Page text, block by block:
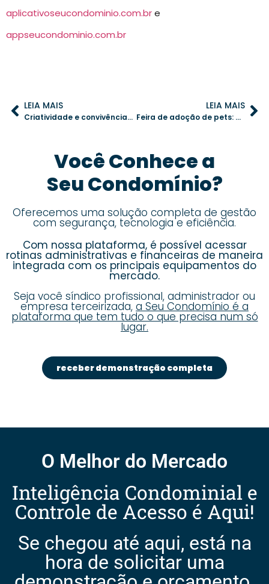
aplicativoseucondominio.com.bre
appseucondominio.com.br
LEIA MAIS
Criatividade e convivência: o impacto das oficinas de artesanato nos condomínios
LEIA MAIS
Feira de adoção de pets: uma oportunidade para engajar a comunidade
Você Conhece a
Seu Condomínio?
Oferecemos uma solução completa de gestão
com segurança, tecnologia e eficiência.
Com nossa plataforma, é possível acessar
rotinas administrativas e financeiras de maneira
integrada com os principais equipamentos do
mercado.
Seja você síndico profissional, administrador ou
empresa terceirizada, a Seu Condomínio é a
plataforma que tem tudo o que precisa num só
lugar.
receber demonstração completa
O Melhor do Mercado
Inteligência Condominial e
Controle de Acesso é Aqui!
Se chegou até aqui, está na
hora de solicitar uma